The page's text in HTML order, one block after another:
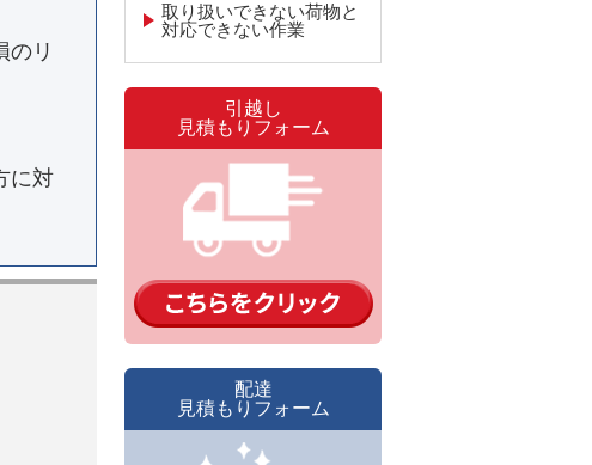
のリ
に対
取り扱いできない荷物と
対応できない作業
引越し
見積もりフォーム
配達
見積もりフォーム